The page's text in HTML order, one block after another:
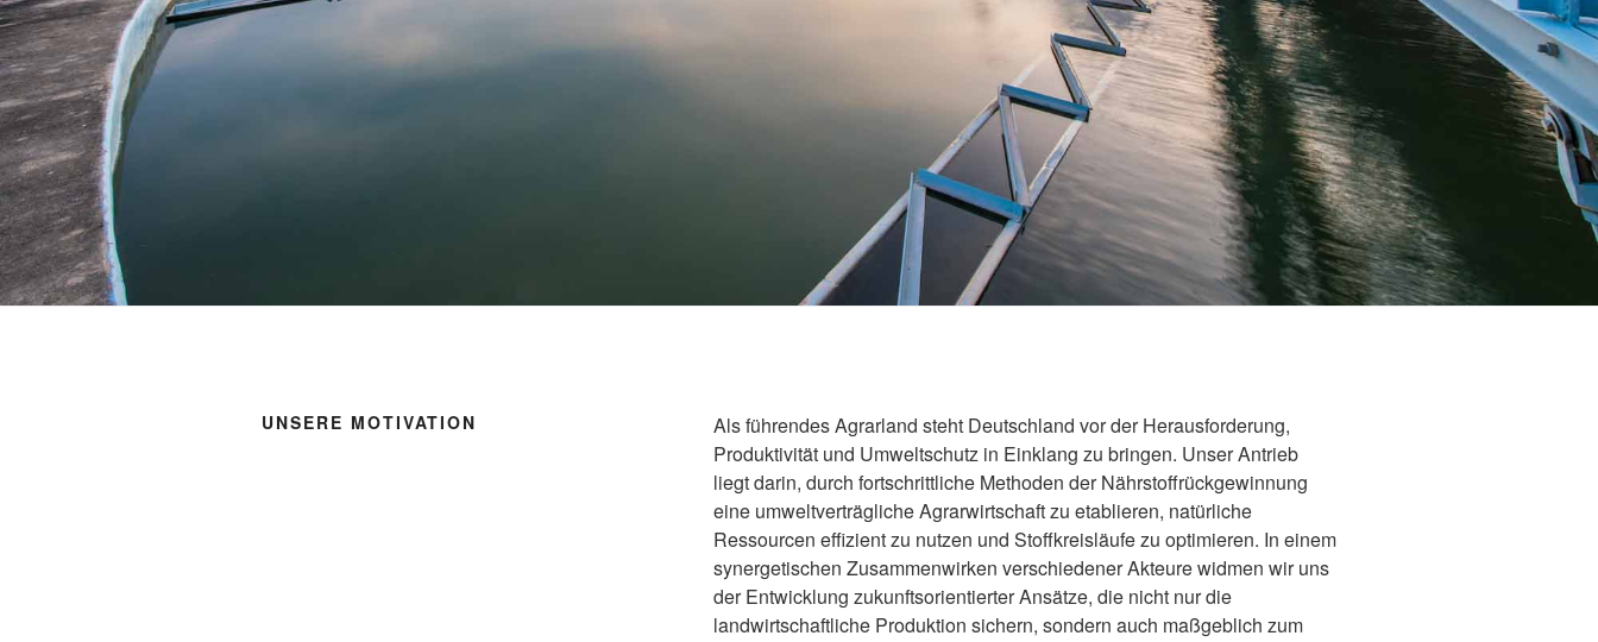
UNSERE MOTIVATION
Als führendes Agrarland steht Deutschland vor der Herausforderung,
Produktivität und Umweltschutz in Einklang zu bringen. Unser Antrieb
liegt darin, durch fortschrittliche Methoden der Nährstoffrückgewinnung
eine umweltverträgliche Agrarwirtschaft zu etablieren, natürliche
Ressourcen effizient zu nutzen und Stoffkreisläufe zu optimieren. In einem
synergetischen Zusammenwirken verschiedener Akteure widmen wir uns
der Entwicklung zukunftsorientierter Ansätze, die nicht nur die
landwirtschaftliche Produktion sichern, sondern auch maßgeblich zum